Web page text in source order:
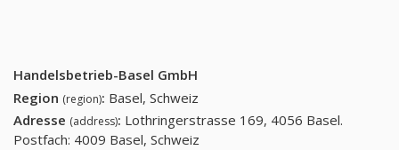
Handelsbetrieb-Basel GmbH
Region (region): Basel, Schweiz
Adresse (address): Lothringerstrasse 169, 4056 Basel.
Postfach: 4009 Basel, Schweiz